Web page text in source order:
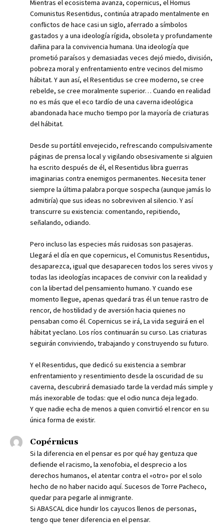
Mientras el ecosistema avanza, copernicus, el Homus
Comunistus Resentidus, continúa atrapado mentalmente en
conflictos de hace casi un siglo, aferrado a símbolos
gastados y a una ideología rígida, obsoleta y profundamente
dañina para la convivencia humana. Una ideología que
prometió paraísos y demasiadas veces dejó miedo, división,
pobreza moral y enfrentamiento entre vecinos del mismo
hábitat. Y aun así, el Resentidus se cree moderno, se cree
rebelde, se cree moralmente superior… Cuando en realidad
no es más que el eco tardío de una caverna ideológica
abandonada hace mucho tiempo por la mayoría de criaturas
del hábitat.
Desde su portátil envejecido, refrescando compulsivamente
páginas de prensa local y vigilando obsesivamente si alguien
ha escrito después de él, el Resentidus libra guerras
imaginarias contra enemigos permanentes. Necesita tener
siempre la última palabra porque sospecha (aunque jamás lo
admitiría) que sus ideas no sobreviven al silencio. Y así
transcurre su existencia: comentando, repitiendo,
señalando, odiando.
Pero incluso las especies más ruidosas son pasajeras.
Llegará el día en que copernicus, el Comunistus Resentidus,
desaparezca, igual que desaparecen todos los seres vivos y
todas las ideologías incapaces de convivir con la realidad y
con la libertad del pensamiento humano. Y cuando ese
momento llegue, apenas quedará tras él un tenue rastro de
rencor, de hostilidad y de aversión hacia quienes no
pensaban como él. Copernicus se irá, La vida seguirá en el
hábitat yeclano. Los ríos continuarán su curso. Las criaturas
seguirán conviviendo, trabajando y construyendo su futuro.
Y el Resentidus, que dedicó su existencia a sembrar
enfrentamiento y resentimiento desde la oscuridad de su
caverna, descubrirá demasiado tarde la verdad más simple y
más inexorable de todas: que el odio nunca deja legado.
Y que nadie echa de menos a quien convirtió el rencor en su
única forma de existir.
Copérnicus
Si la diferencia en el pensar es por qué hay gentuza que
defiende el racismo, la xenofobia, el desprecio a los
derechos humanos, el atentar contra el «otro» por el solo
hecho de no haber nacido aquí. Sucesos de Torre Pacheco,
quedar para pegarle al inmigrante.
Si ABASCAL dice hundir los cayucos llenos de personas,
tengo que tener diferencia en el pensar.